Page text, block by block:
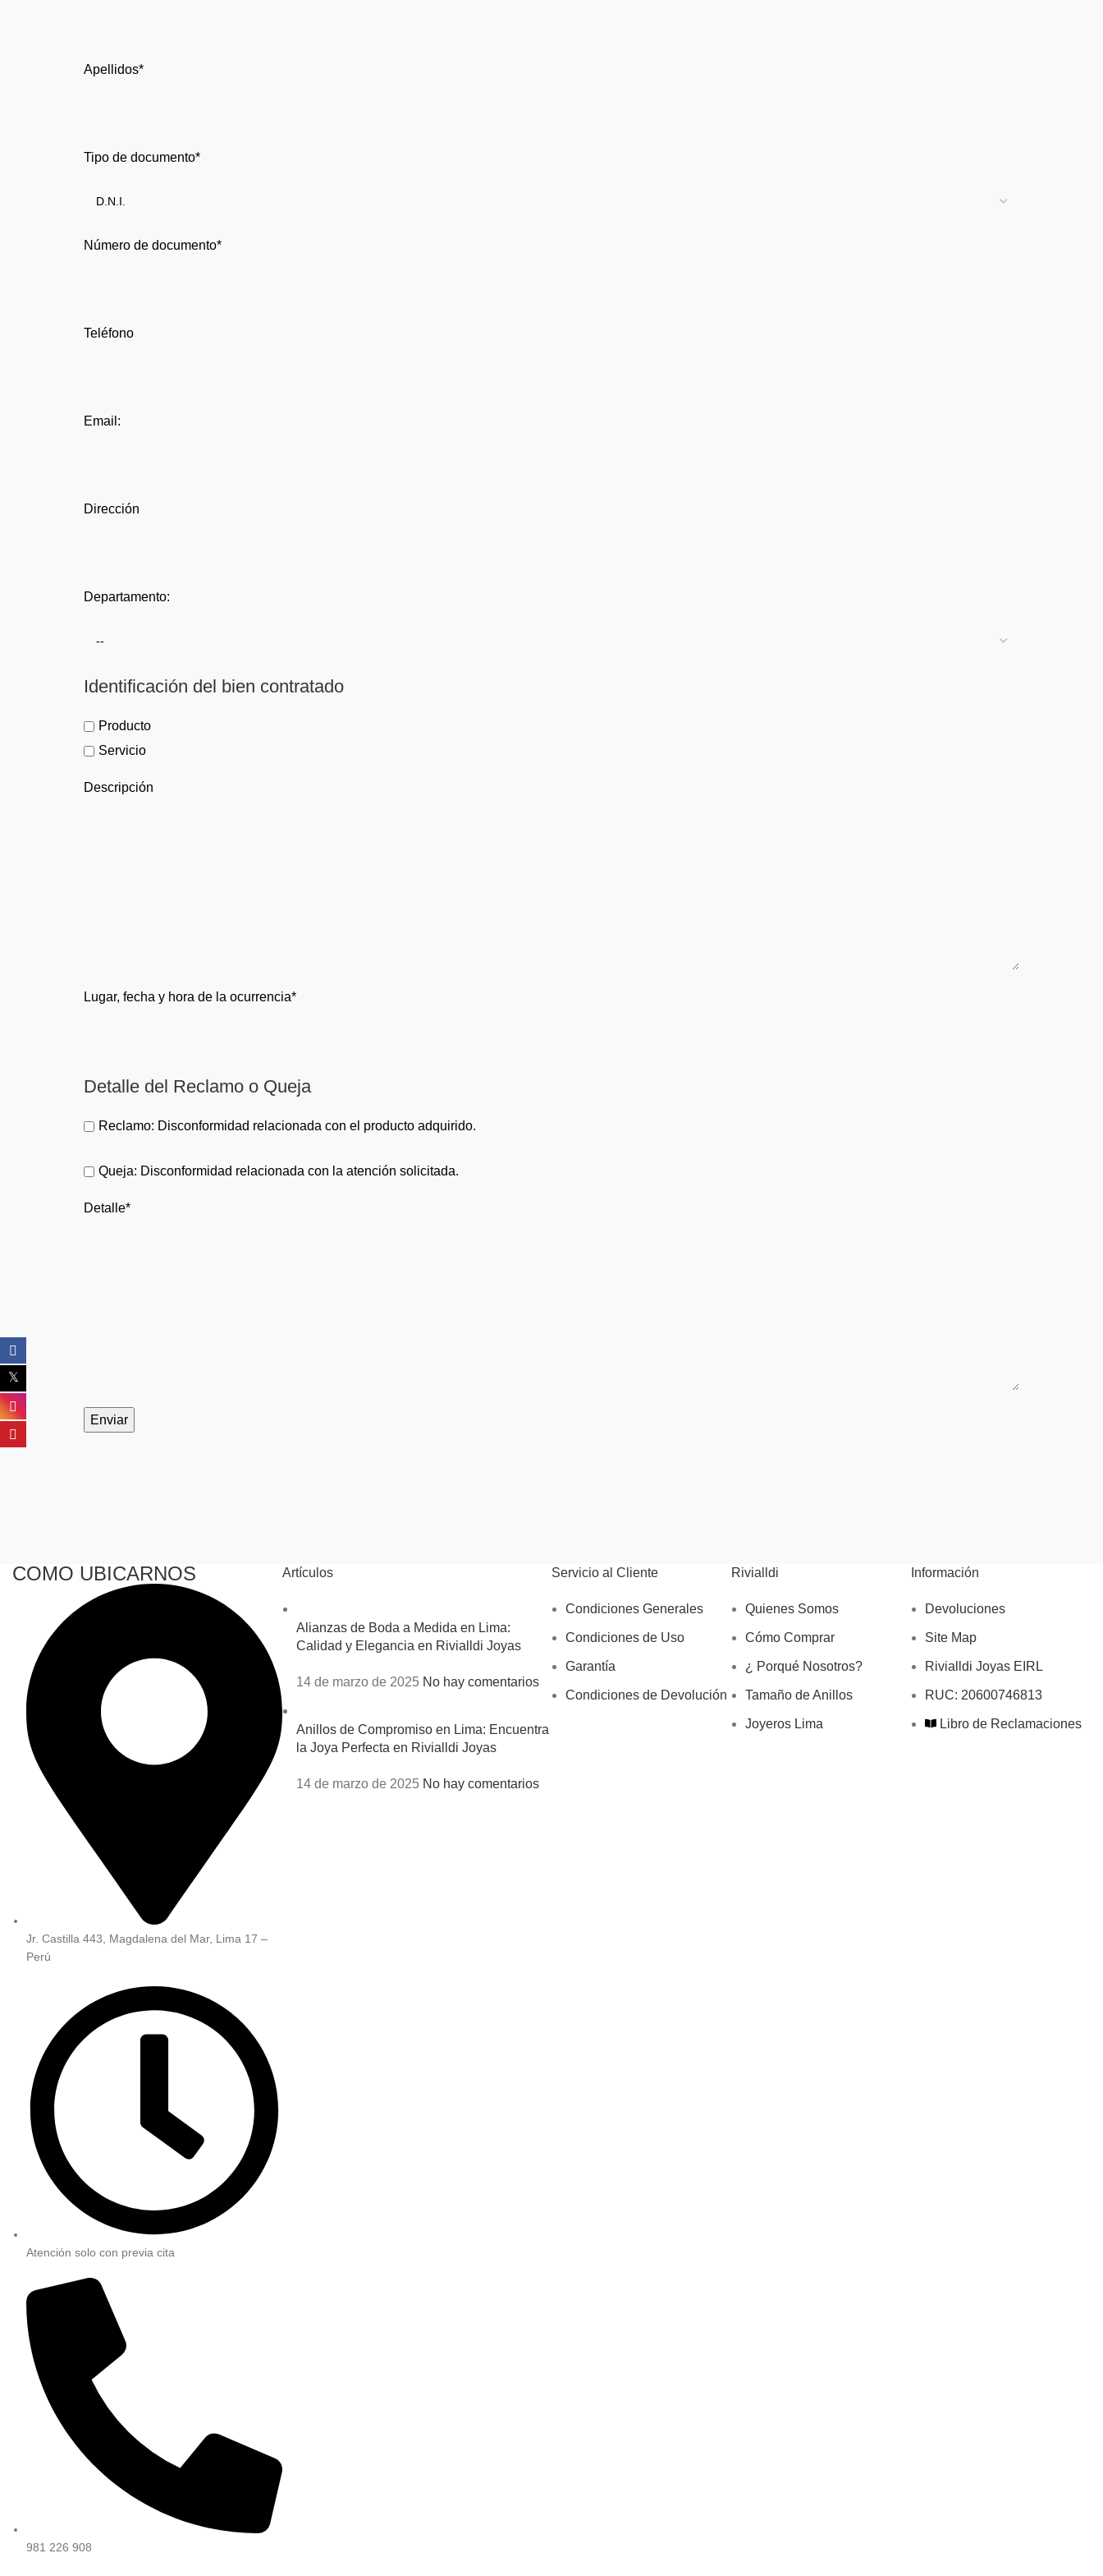
Apellidos*
Tipo de documento*
Número de documento*
Teléfono
Email:
Dirección
Departamento:
Identificación del bien contratado
Producto
Servicio
Descripción
Lugar, fecha y hora de la ocurrencia*
Detalle del Reclamo o Queja
Reclamo: Disconformidad relacionada con el producto adquirido.
Queja: Disconformidad relacionada con la atención solicitada.
Detalle*
COMO UBICARNOS
Jr. Castilla 443, Magdalena del Mar, Lima 17 –
Perú
Atención solo con previa cita
981 226 908
Artículos
Alianzas de Boda a Medida en Lima:
Calidad y Elegancia en Rivialldi Joyas
14 de marzo de 2025 No hay comentarios
Anillos de Compromiso en Lima: Encuentra
la Joya Perfecta en Rivialldi Joyas
14 de marzo de 2025 No hay comentarios
Servicio al Cliente
Condiciones Generales
Condiciones de Uso
Garantía
Condiciones de Devolución
Rivialldi
Quienes Somos
Cómo Comprar
¿ Porqué Nosotros?
Tamaño de Anillos
Joyeros Lima
Información
Devoluciones
Site Map
Rivialldi Joyas EIRL
RUC: 20600746813
Libro de Reclamaciones